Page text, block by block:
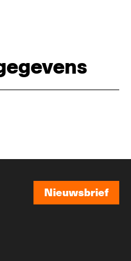
Nieuwsbrief